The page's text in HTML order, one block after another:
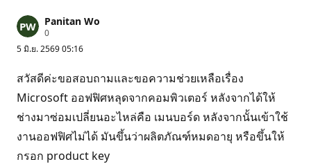
Panitan Wo
0แ
ม
ว
า
ม
นิ
ย
5 มิ.ย. 2569 05:16
สวัสดีค่ะขอสอบถามและขอความช่วยเหลือเรื่อง
Microsoft ออฟฟิศหลุดจากคอมพิวเตอร์ หลังจากได้ให้
ช่างมาซ่อมเปลี่ยนอะไหล่คือ เมนบอร์ด หลังจากนั้นเข้าใช้
งานออฟฟิศไม่ได้ มันขึ้นว่าผลิตภัณฑ์หมดอายุ หรือขึ้นให้
กรอก product key